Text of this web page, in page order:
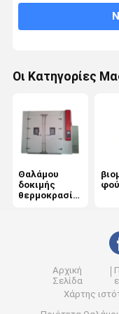
Μηχανής έλξεως
πλαστικός
Εξοπλισμό
Αλάτι θαλάμου
Εξοπλισμός
όργανα δοκιμής
υφαντικός
Συγκολλητικός
Οι Κατηγορίες
Θαλάμου
δοκιμής
θερμοκρασία
Αρχική
Σελίδα
Χάρτης